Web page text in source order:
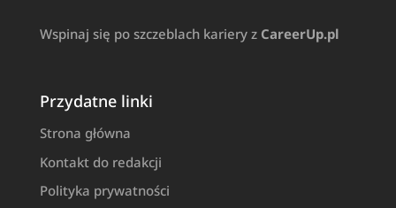
Wspinaj się po szczeblach kariery z CareerUp.pl
Przydatne linki
Strona główna
Kontakt do redakcji
Polityka prywatności